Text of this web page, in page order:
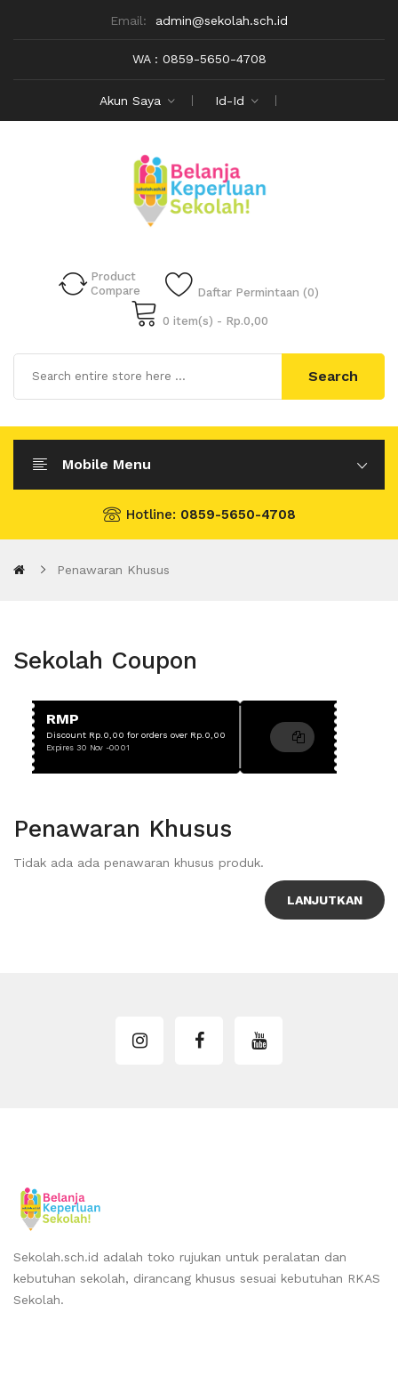
Email: admin@sekolah.sch.id
WA : 0859-5650-4708
Akun Saya Id-Id
Product
Compare
Daftar Permintaan (0)
0 item(s) - Rp.0,00
Search
Mobile Menu
Hotline: 0859-5650-4708
Penawaran Khusus
Sekolah Coupon
RMP
Discount Rp.0,00 for orders over Rp.0,00
Expires 30 Nov -0001
Penawaran Khusus
Tidak ada ada penawaran khusus produk.
LANJUTKAN
Sekolah.sch.id adalah toko rujukan untuk peralatan dan
kebutuhan sekolah, dirancang khusus sesuai kebutuhan RKAS
Sekolah.